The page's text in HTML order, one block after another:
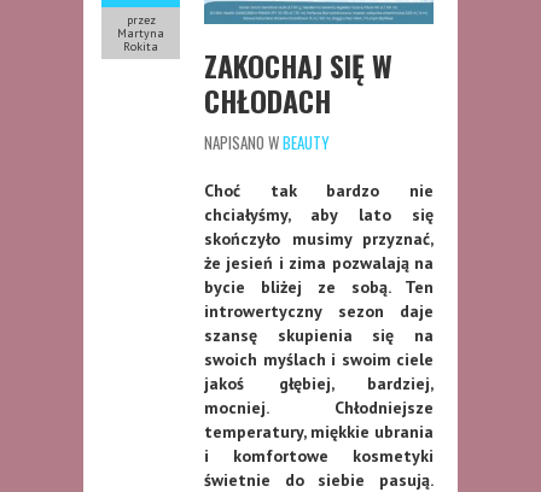
przez
Martyna
Rokita
ZAKOCHAJ SIĘ W
CHŁODACH
NAPISANO WBEAUTY
Choć tak bardzo nie
chciałyśmy, aby lato się
skończyło musimy przyznać,
że jesień i zima pozwalają na
bycie bliżej ze sobą. Ten
introwertyczny sezon daje
szansę skupienia się na
swoich myślach i swoim ciele
jakoś głębiej, bardziej,
mocniej. Chłodniejsze
temperatury, miękkie ubrania
i komfortowe kosmetyki
świetnie do siebie pasują.